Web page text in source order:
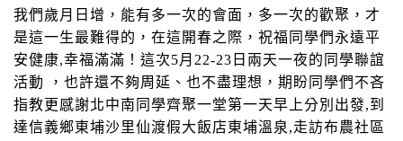
我們歲月日增，能有多一次的會面，多一次的歡聚，才
是這一生最難得的，在這開春之際，祝福同學們永遠平
安健康,幸福滿滿！這次5月 22-23 日兩天一夜的同學聯誼
活動 ，也許還不夠周延、也不盡理想，期盼同學們不吝
指教更感謝北中南同學齊聚一堂第一天早上分別出發,到
達信義鄉東埔沙里仙渡假大飯店東埔溫泉 ,走訪布農社區